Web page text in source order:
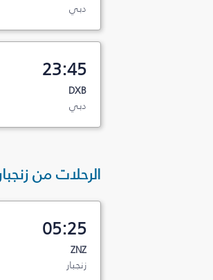
دبي
23:45
DXB
دبي
الرحلات من
05:25
ZNZ
زنجبار